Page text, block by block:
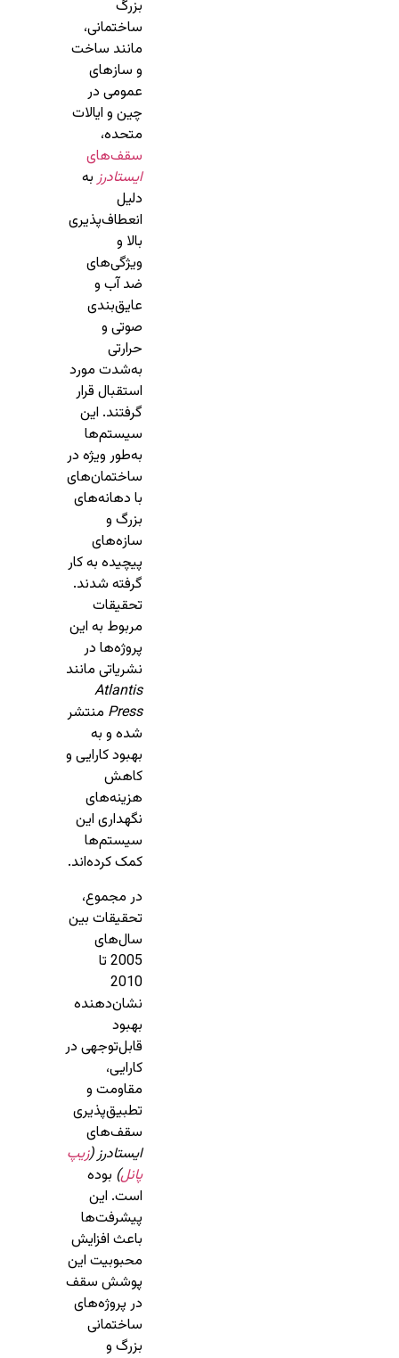
بزرگ
ساختمانی،
مانند ساخت
و سازهای
عمومی در
چین و ایالات
متحده،
سقف‌های
ایستادرزبه
دلیل
انعطاف‌پذیری
بالا و
ویژگی‌های
ضد آب و
عایق‌بندی
صوتی و
حرارتی
به‌شدت مورد
استقبال قرار
گرفتند. این
سیستم‌ها
به‌طور ویژه در
ساختمان‌های
با دهانه‌های
بزرگ و
سازه‌های
پیچیده به کار
گرفته شدند.
تحقیقات
مربوط به این
پروژه‌ها در
نشریاتی مانند
Atlantis
Press منتشر
شده و به
بهبود کارایی و
کاهش
هزینه‌های
نگهداری این
سیستم‌ها
کمک کرده‌اند.
در مجموع،
تحقیقات بین
سال‌های
2005 تا
2010
نشان‌دهنده
بهبود
قابل‌توجهی در
کارایی،
مقاومت و
تطبیق‌پذیری
سقف‌های
ایستادرز (زیپ
پانل) بوده
است. این
پیشرفت‌ها
باعث افزایش
محبوبیت این
پوشش سقف
در پروژه‌های
ساختمانی
بزرگ و